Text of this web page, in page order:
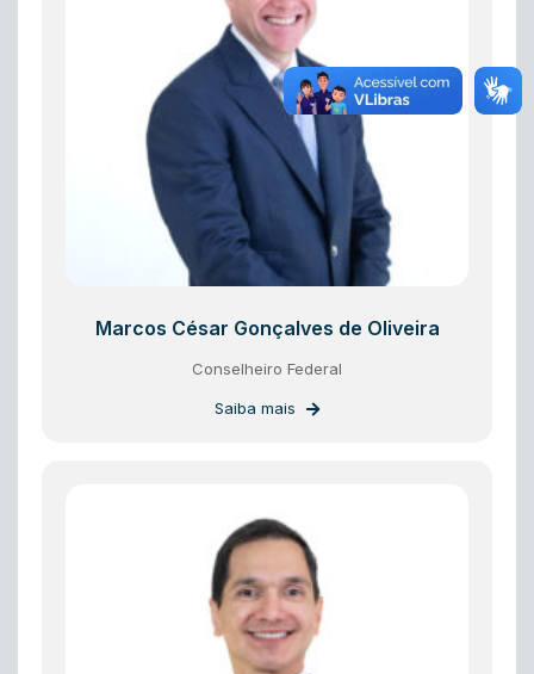
Marcos César Gonçalves de Oliveira
Conselheiro Federal
Saiba mais